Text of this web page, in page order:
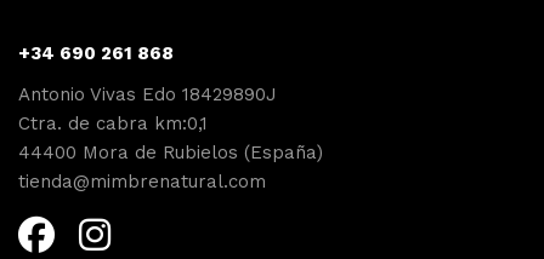
+34 690 261 868
Antonio Vivas Edo 18429890J
Ctra. de cabra km:0,1
44400 Mora de Rubielos (España)
tienda@mimbrenatural.com